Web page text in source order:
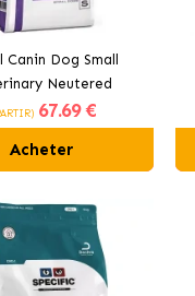
Canin Dog Small
Neutered
pour chiens de
taille petite
67.69 €
Acheter